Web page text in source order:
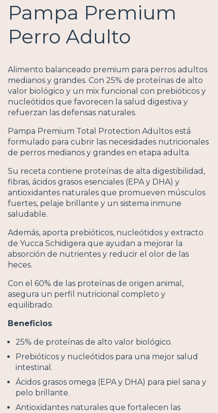
Pampa Premium
Perro Adulto
Alimento balanceado premium para perros adultos
medianos y grandes. Con 25% de proteínas de alto
valor biológico y un mix funcional con prebióticos y
nucleótidos que favorecen la salud digestiva y
refuerzan las defensas naturales.
Pampa Premium Total Protection Adultos está
formulado para cubrir las necesidades nutricionales
de perros medianos y grandes en etapa adulta.
Su receta contiene proteínas de alta digestibilidad,
fibras, ácidos grasos esenciales (EPA y DHA) y
antioxidantes naturales que promueven músculos
fuertes, pelaje brillante y un sistema inmune
saludable.
Además, aporta prebióticos, nucleótidos y extracto
de Yucca Schidigera que ayudan a mejorar la
absorción de nutrientes y reducir el olor de las
heces.
Con el 60% de las proteínas de origen animal,
asegura un perfil nutricional completo y
equilibrado.
Beneficios
25% de proteínas de alto valor biológico.
Prebióticos y nucleótidos para una mejor salud
intestinal.
Ácidos grasos omega (EPA y DHA) para piel sana y
pelo brillante.
Antioxidantes naturales que fortalecen las